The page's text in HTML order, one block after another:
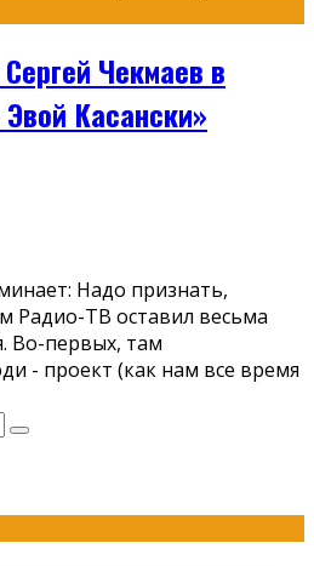
Чекмаев в
Касански»
Надо признать,
Радио-ТВ оставил весьма
Во-первых, там
- проект (как нам все время